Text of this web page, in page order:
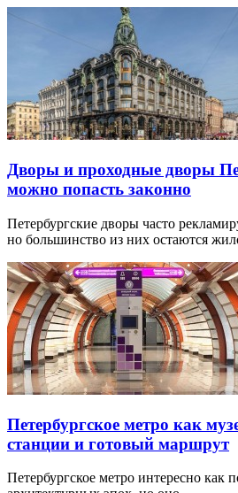
Дворы и проходные дворы
можно попасть законно
Петербургские дворы часто
но большинство из них остаются
Петербургское метро как
станции и готовый маршрут
Петербургское метро интересно как